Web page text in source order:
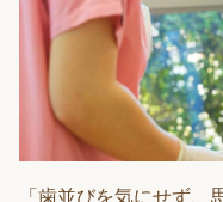
「歯並びを気にせず、